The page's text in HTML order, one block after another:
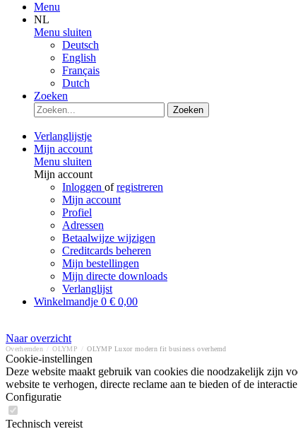
Menu
NL
Menu sluiten
Deutsch
English
Français
Dutch
Zoeken
Zoeken
Verlanglijstje
Mijn account
Menu sluiten
Mijn account
Inloggen ofregistreren
Mijn account
Profiel
Adressen
Betaalwijze wijzigen
Creditcards beheren
Mijn bestellingen
Mijn directe downloads
Verlanglijst
Winkelmandje 0 € 0,00
Naar overzicht
Overhemden OLYMP OLYMP Luxor modern fit business overhemd
Cookie-instellingen
Deze website maakt gebruik van cookies die noodzakelijk zijn
website te verhogen, directe reclame aan te bieden of de
Configuratie
Technisch vereist